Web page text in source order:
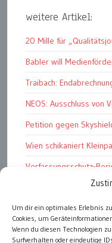
Um dir ein optimales Erlebnis
Cookies, um
Wenn du diesen Technologien
Surfverhalten oder eindeutige
weitere Artikel:
20 Mille für
Babler will
Traibach:
NEOS: Ausschluss von
Petition gegen
Wien schikaniert
Verfassungsschutz-
Ziel: endloser Krieg
110 statt 90 Mille
Strafen für